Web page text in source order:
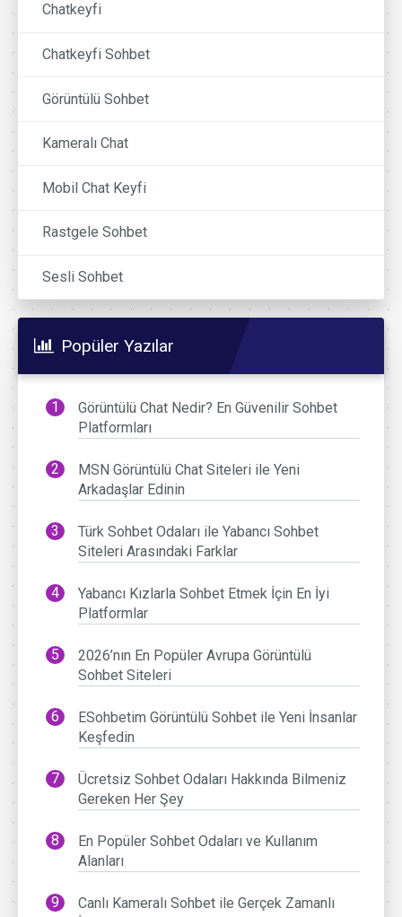
Chatkeyfi
Chatkeyfi Sohbet
Görüntülü Sohbet
Kameralı Chat
Mobil Chat Keyfi
Rastgele Sohbet
Sesli Sohbet
Popüler Yazılar
Görüntülü Chat Nedir? En Güvenilir Sohbet
Platformları
MSN Görüntülü Chat Siteleri ile Yeni
Arkadaşlar Edinin
Türk Sohbet Odaları ile Yabancı Sohbet
Siteleri Arasındaki Farklar
Yabancı Kızlarla Sohbet Etmek İçin En İyi
Platformlar
2026’nın En Popüler Avrupa Görüntülü
Sohbet Siteleri
ESohbetim Görüntülü Sohbet ile Yeni İnsanlar
Keşfedin
Ücretsiz Sohbet Odaları Hakkında Bilmeniz
Gereken Her Şey
En Popüler Sohbet Odaları ve Kullanım
Alanları
Canlı Kameralı Sohbet ile Gerçek Zamanlı